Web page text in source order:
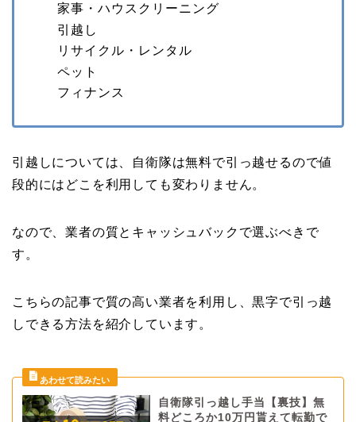
家事・ハウスクリーニング
引越し
リサイクル・レンタル
ペット
フィナンス
引越しについては、自衛隊は無料で引っ越せるので値
段的にはどこを利用しても変わりません。
なので、業者の質とキャッシュバックで選ぶべきで
す。
こちらの記事で質の高い業者を利用し、黒字で引っ越
しできる方法を紹介しています。
自衛隊引っ越し手当【裏技】無
料どころか10万円貰えて転勤で